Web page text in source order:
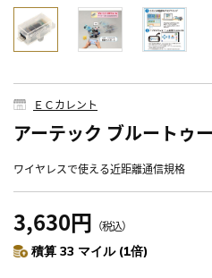
ＥＣカレント
アーテック ブルートゥ
ワイヤレスで使える近距離通信規格
3,630円 （税込）
積算 33 マイル (1倍)